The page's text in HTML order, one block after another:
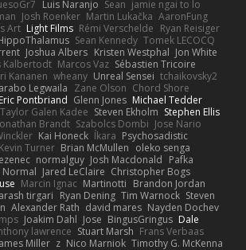
Luis Naranjo Sean jamie ngai to lo
Josh Roenker Martin Lukačka AaronFung
Art Light Films Rémi Verschelde Ryan Reisiger
Sean Kennedy Tomek LECOCQ
Joshua Albers Kristen Westphal Jon White
Kalbertodt Marcos Vaz Sébastien Tricoire
Kananen wheany Unreal Sensei tchaikovsky2
Legwaila Zane Olson Chord Shore
Eric Pontbriand Glenn Jones Michael Tedder
Taylor Galen Kadee Steven Ekholm Stephen Ellis
Brandt Szabolcs Dombi Jose Nario
Kai Honeck Íkara Psychosadistic
Kevin Turner Brian McMullen oleko senga
normalguy Josh Macdonald Pafka
Normal Jared LeClaire Christopher Bogs
Marcin Ignac Martinotti Brandon Jordan
arash tirgari Ryan Dening Tim Warnock Steven
Alexander Rath david mares Nayden Dochev
Joakim Dahl Jose BingusGringus Dale
lawrence Stuart Marsh Frans Verbaas
Miller z Nico Marniok Timothy G. McKenna